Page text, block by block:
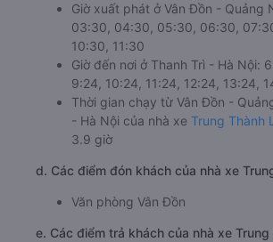
Giờ xuất phát ở Vân Đồn - Quảng
03:30, 04:30, 05:30, 06:30,
10:30, 11:30
Giờ đến nơi ở Thanh Trì - Hà Nội:
9:24, 10:24, 11:24, 12:24, 13:24,
Thời gian chạy từ Vân Đồn -
- Hà Nội của nhà xe Trung Thành
3.9 giờ
d. Các điểm đón khách của nhà xe
Văn phòng Vân Đồn
e. Các điểm trả khách của nhà xe Trung